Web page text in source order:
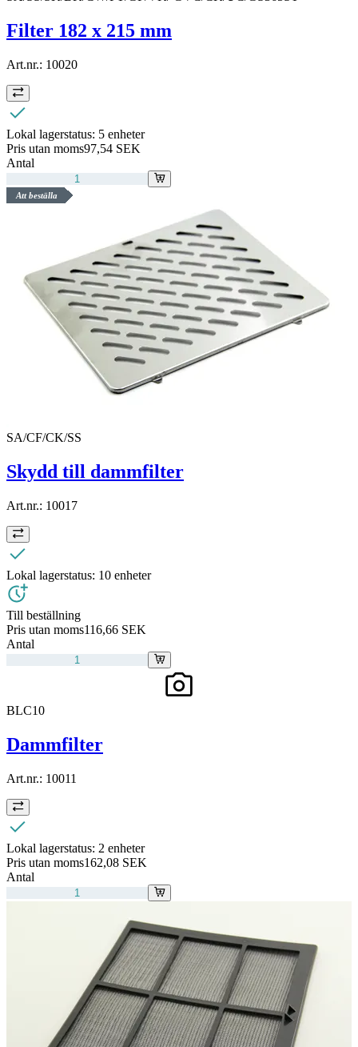
Filter 182 x 215 mm
Art.nr.: 10020
Lokal lagerstatus: 5 enheter
Pris utan moms97,54 SEK
Antal
Att beställa
SA/CF/CK/SS
Skydd till dammfilter
Art.nr.: 10017
Lokal lagerstatus: 10 enheter
Till beställning
Pris utan moms116,66 SEK
Antal
BLC10
Dammfilter
Art.nr.: 10011
Lokal lagerstatus: 2 enheter
Pris utan moms162,08 SEK
Antal